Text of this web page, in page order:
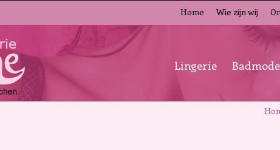
Home Wie zijn wij
Lingerie Badmode